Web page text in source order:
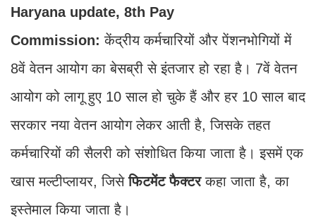
Haryana update, 8th Pay
Commission:केंद्रीय कर्मचारियों और पेंशनभोगियों में
8वें वेतन आयोग का बेसब्री से इंतजार हो रहा है। 7वें वेतन
आयोग को लागू हुए 10 साल हो चुके हैं और हर 10 साल बाद
सरकार नया वेतन आयोग लेकर आती है, जिसके तहत
कर्मचारियों की सैलरी को संशोधित किया जाता है। इसमें एक
खास मल्टीप्लायर, जिसेफिटमेंट फैक्टरकहा जाता है, का
इस्तेमाल किया जाता है।